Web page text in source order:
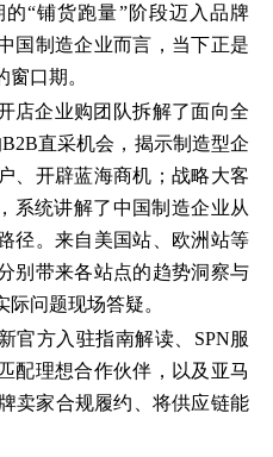
“铺货跑量”阶段迈入品牌
国制造企业而言，当下正是
口期。
店企业购团队拆解了面向全
直采机会，揭示制造型企
、开辟蓝海商机；战略大客
系统讲解了中国制造企业从
径。来自美国站、欧洲站等
别带来各站点的趋势洞察与
问题现场答疑。
官方入驻指南解读、SPN服
配理想合作伙伴，以及亚马
卖家合规履约、将供应链能